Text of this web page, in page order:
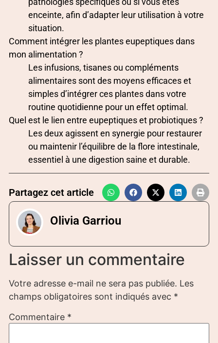
enceinte, afin d’adapter leur utilisation à votre
situation.
Comment intégrer les plantes eupeptiques dans
mon alimentation ?
Les infusions, tisanes ou compléments
alimentaires sont des moyens efficaces et
simples d’intégrer ces plantes dans votre
routine quotidienne pour un effet optimal.
Quel est le lien entre eupeptiques et probiotiques ?
Les deux agissent en synergie pour restaurer
ou maintenir l’équilibre de la flore intestinale,
essentiel à une digestion saine et durable.
Partagez cet article
Olivia Garriou
Laisser un commentaire
Votre adresse e-mail ne sera pas publiée. Les
champs obligatoires sont indiqués avec *
Commentaire *